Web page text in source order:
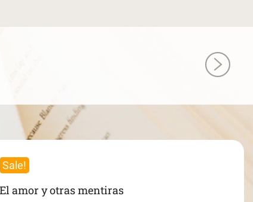
Sale!
El amor y otras mentiras